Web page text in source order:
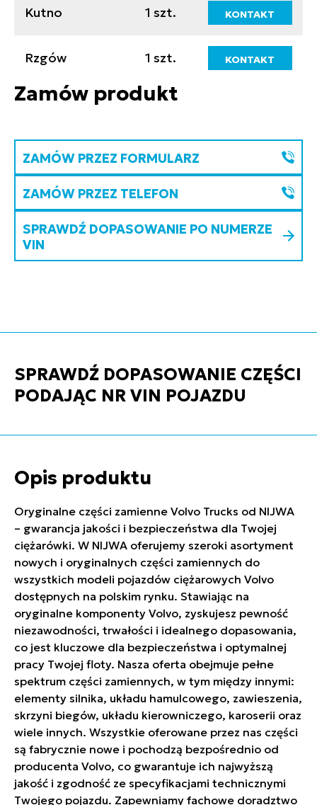
Kutno 1 szt. KONTAKT
Rzgów 1 szt. KONTAKT
Zamów produkt
ZAMÓW PRZEZ FORMULARZ
ZAMÓW PRZEZ TELEFON
SPRAWDŹ DOPASOWANIE PO NUMERZE
VIN
SPRAWDŹ DOPASOWANIE CZĘŚCI
PODAJĄC NR VIN POJAZDU
Opis produktu
Oryginalne części zamienne Volvo Trucks od NIJWA
– gwarancja jakości i bezpieczeństwa dla Twojej
ciężarówki. W NIJWA oferujemy szeroki asortyment
nowych i oryginalnych części zamiennych do
wszystkich modeli pojazdów ciężarowych Volvo
dostępnych na polskim rynku. Stawiając na
oryginalne komponenty Volvo, zyskujesz pewność
niezawodności, trwałości i idealnego dopasowania,
co jest kluczowe dla bezpieczeństwa i optymalnej
pracy Twojej floty. Nasza oferta obejmuje pełne
spektrum części zamiennych, w tym między innymi:
elementy silnika, układu hamulcowego, zawieszenia,
skrzyni biegów, układu kierowniczego, karoserii oraz
wiele innych. Wszystkie oferowane przez nas części
są fabrycznie nowe i pochodzą bezpośrednio od
producenta Volvo, co gwarantuje ich najwyższą
jakość i zgodność ze specyfikacjami technicznymi
Twojego pojazdu. Zapewniamy fachowe doradztwo